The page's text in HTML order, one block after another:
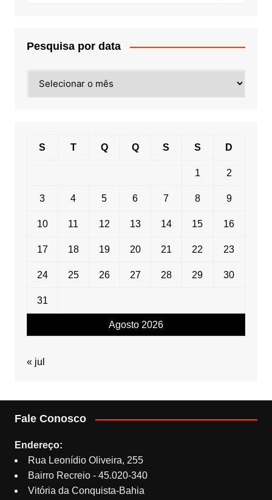
Pesquisa por data
por
Agosto 2026
S T Q Q S S D
1 2
3 4 5 6 7 8 9
10 11 12 13 14 15 16
17 18 19 20 21 22 23
24 25 26 27 28 29 30
31
« jul
Fale Conosco
Endereço:
Rua Leonídio Oliveira, 255
Bairro Recreio - 45.020-340
Vitória da Conquista-Bahia